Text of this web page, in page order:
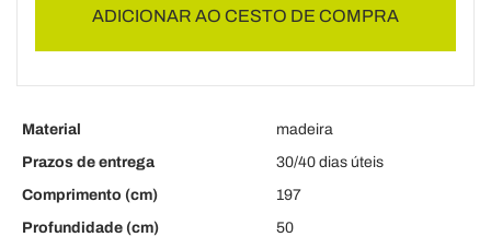
ADICIONAR AO CESTO DE COMPRA
Material
madeira
Prazos de entrega
30/40 dias úteis
Comprimento (cm)
197
Profundidade (cm)
50